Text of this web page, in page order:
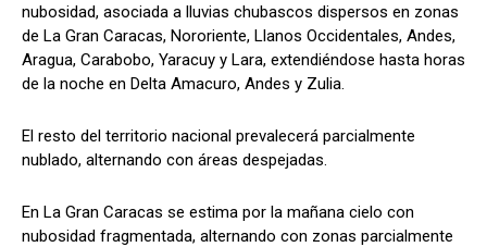
nubosidad, asociada a lluvias chubascos dispersos en zonas
de La Gran Caracas, Nororiente, Llanos Occidentales, Andes,
Aragua, Carabobo, Yaracuy y Lara, extendiéndose hasta horas
de la noche en Delta Amacuro, Andes y Zulia.
El resto del territorio nacional prevalecerá parcialmente
nublado, alternando con áreas despejadas.
En La Gran Caracas se estima por la mañana cielo con
nubosidad fragmentada, alternando con zonas parcialmente